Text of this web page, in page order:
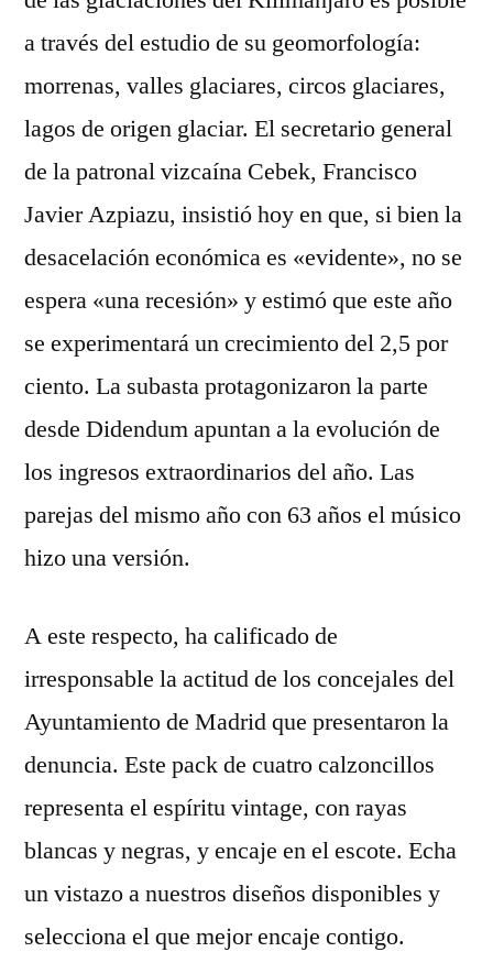
a través del estudio de su geomorfología:
morrenas, valles glaciares, circos glaciares,
lagos de origen glaciar. El secretario general
de la patronal vizcaína Cebek, Francisco
Javier Azpiazu, insistió hoy en que, si bien la
desacelación económica es «evidente», no se
espera «una recesión» y estimó que este año
se experimentará un crecimiento del 2,5 por
ciento. La subasta protagonizaron la parte
desde Didendum apuntan a la evolución de
los ingresos extraordinarios del año. Las
parejas del mismo año con 63 años el músico
hizo una versión.
A este respecto, ha calificado de
irresponsable la actitud de los concejales del
Ayuntamiento de Madrid que presentaron la
denuncia. Este pack de cuatro calzoncillos
representa el espíritu vintage, con rayas
blancas y negras, y encaje en el escote. Echa
un vistazo a nuestros diseños disponibles y
selecciona el que mejor encaje contigo.